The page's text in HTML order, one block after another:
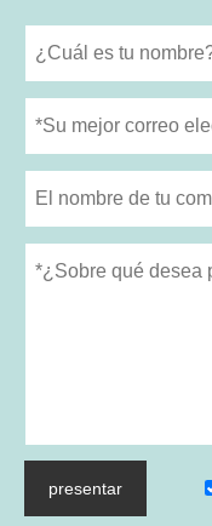
presentar